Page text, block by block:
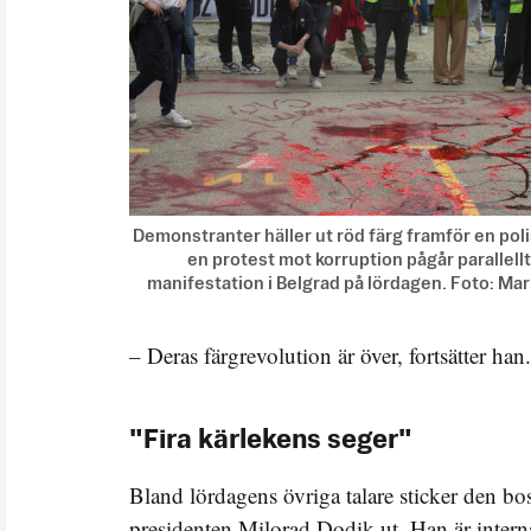
Demonstranter häller ut röd färg framför en
en protest mot korruption pågår
manifestation i Belgrad på lördagen. Foto:
– Deras färgrevolution är över, fortsätter han.
"Fira kärlekens seger"
Bland lördagens övriga talare sticker den